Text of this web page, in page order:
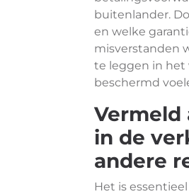
buitenlander.
en welke
misverstanden
te leggen in het
beschermd
Vermeld
in de
andere
Het is